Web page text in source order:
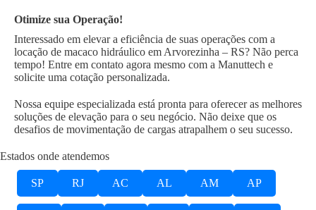
Otimize sua Operação!
Interessado em elevar a eficiência de suas operações com a
locação de macaco hidráulico em Arvorezinha – RS? Não perca
tempo! Entre em contato agora mesmo com a Manuttech e
solicite uma cotação personalizada.
Nossa equipe especializada está pronta para oferecer as melhores
soluções de elevação para o seu negócio. Não deixe que os
desafios de movimentação de cargas atrapalhem o seu sucesso.
Estados onde atendemos
SP RJ AC AL AM AP